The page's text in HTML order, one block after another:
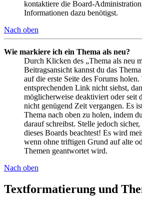
kontaktiere die Board-
Informationen dazu benötigst.
Nach oben
Wie markiere ich ein Thema als neu?
Durch Klicken des „Thema als neu
Beitragsansicht kannst du das
auf die erste Seite des Forums holen.
entsprechenden Link nicht siehst,
möglicherweise deaktiviert oder seit
nicht genügend Zeit vergangen. Es
Thema nach oben zu holen, indem
darauf schreibst. Stelle jedoch
dieses Boards beachtest! Es wird
wenn ohne triftigen Grund auf alte
Themen geantwortet wird.
Nach oben
Textformatierung und